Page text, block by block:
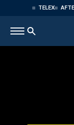
TELEX